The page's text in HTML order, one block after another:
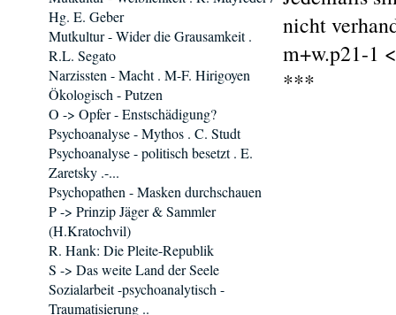
nicht
m+w.p21-1
***
Hg. E. Geber
Mutkultur - Wider die Grausamkeit .
R.L. Segato
Narzissten - Macht . M-F. Hirigoyen
Ökologisch - Putzen
O -> Opfer - Enstschädigung?
Psychoanalyse - Mythos . C. Studt
Psychoanalyse - politisch besetzt . E.
Zaretsky .-...
Psychopathen - Masken durchschauen
P -> Prinzip Jäger & Sammler
(H.Kratochvil)
R. Hank: Die Pleite-Republik
S -> Das weite Land der Seele
Sozialarbeit -psychoanalytisch -
Traumatisierung ..